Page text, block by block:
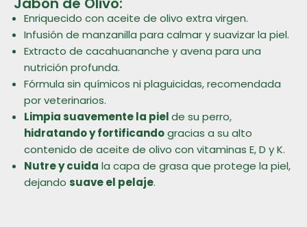
Enriquecido con aceite de olivo extra virgen.
Infusión de manzanilla para calmar y suavizar la piel.
Extracto de cacahuananche y avena para una
nutrición profunda.
Fórmula sin químicos ni plaguicidas, recomendada
por veterinarios.
Limpia suavemente la pielde su perro,
hidratando y fortificandogracias a su alto
contenido de aceite de olivo con vitaminas E, D y K.
Nutre y cuida la capa de grasa que protege la piel,
dejando suave el pelaje.